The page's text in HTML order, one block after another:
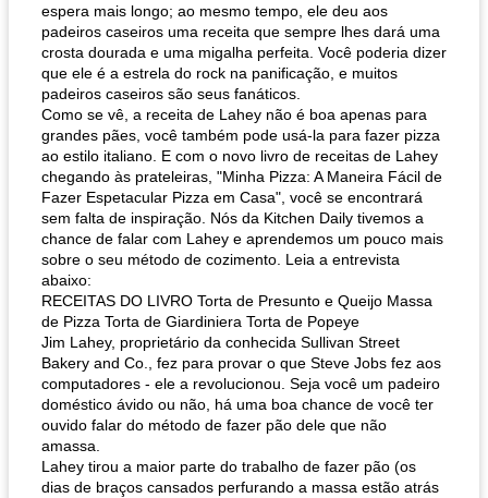
espera mais longo; ao mesmo tempo, ele deu aos
padeiros caseiros uma receita que sempre lhes dará uma
crosta dourada e uma migalha perfeita. Você poderia dizer
que ele é a estrela do rock na panificação, e muitos
padeiros caseiros são seus fanáticos.
Como se vê, a receita de Lahey não é boa apenas para
grandes pães, você também pode usá-la para fazer pizza
ao estilo italiano. E com o novo livro de receitas de Lahey
chegando às prateleiras, "Minha Pizza: A Maneira Fácil de
Fazer Espetacular Pizza em Casa", você se encontrará
sem falta de inspiração. Nós da Kitchen Daily tivemos a
chance de falar com Lahey e aprendemos um pouco mais
sobre o seu método de cozimento. Leia a entrevista
abaixo:
RECEITAS DO LIVRO Torta de Presunto e Queijo Massa
de Pizza Torta de Giardiniera Torta de Popeye
Jim Lahey, proprietário da conhecida Sullivan Street
Bakery and Co., fez para provar o que Steve Jobs fez aos
computadores - ele a revolucionou. Seja você um padeiro
doméstico ávido ou não, há uma boa chance de você ter
ouvido falar do método de fazer pão dele que não
amassa.
Lahey tirou a maior parte do trabalho de fazer pão (os
dias de braços cansados ​​perfurando a massa estão atrás